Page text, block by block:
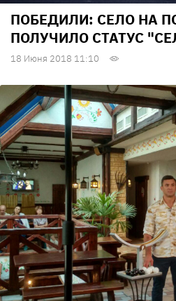
ПОБЕДИЛИ: СЕЛО НА
ПОЛУЧИЛО СТАТУС
18 Июня 2018 11:10